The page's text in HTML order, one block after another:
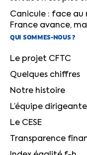
Canicule : face
France avance,
QUI SOMMES-NOUS ?
Le projet CFTC
Quelques chiffres
Notre histoire
L’équipe dirigeante
Le CESE
Transparence